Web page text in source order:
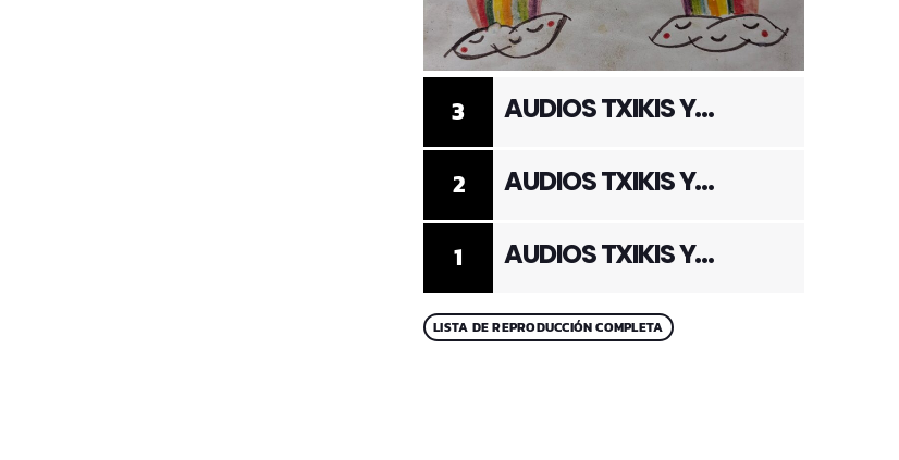
1 AUDIOS TXIKIS Y
2 AUDIOS TXIKIS Y
3 AUDIOS TXIKIS Y
LISTA DE REPRODUCCIÓN COMPLETA